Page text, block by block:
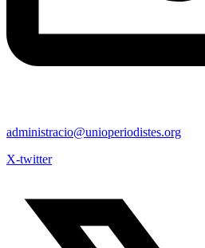
administracio@unioperiodistes.org
X-twitter